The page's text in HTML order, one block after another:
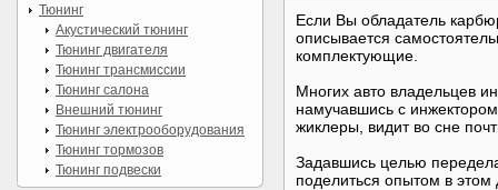
Если Вы обладатель
описывается
комплектующие.
Многих авто владельцев
намучавшись с
жиклеры, видит во сне
Задавшись целью
поделиться опытом в этом
Тюнинг
Акустический тюнинг
Тюнинг двигателя
Тюнинг трансмиссии
Тюнинг салона
Внешний тюнинг
Тюнинг электрооборудования
Тюнинг тормозов
Тюнинг подвески